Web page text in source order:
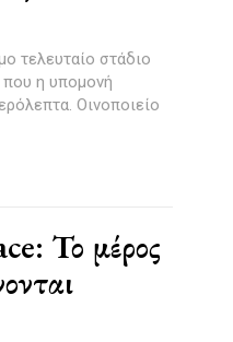
τελευταίο στάδιο
η υπομονή
Το μέρος